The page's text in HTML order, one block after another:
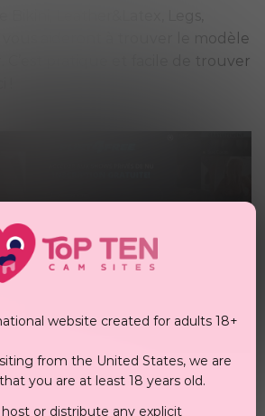
Leather&Latex, Legs,
vous aideront à trouver le modèle
C’est pratique et facile de trouver
website created for adults 18+
from the United States, we are
you are at least 18 years old.
or distribute any explicit